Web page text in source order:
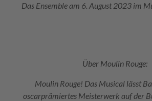
Das Ensemble am 6. August 2023 im
Über Moulin Rouge:
Moulin Rouge! Das Musical lässt
oscarprämiertes Meisterwerk auf der